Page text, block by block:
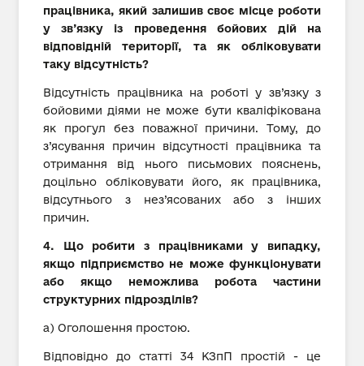
працівника, який залишив своє місце роботи
у зв’язку із проведення бойових дій на
відповідній території, та як обліковувати
таку відсутність?
Відсутність працівника на роботі у зв’язку з
бойовими діями не може бути кваліфікована
як прогул без поважної причини. Тому, до
з’ясування причин відсутності працівника та
отримання від нього письмових пояснень,
доцільно обліковувати його, як працівника,
відсутнього з нез’ясованих або з інших
причин.
4. Що робити з працівниками у випадку,
якщо підприємство не може функціонувати
або якщо неможлива робота частини
структурних підрозділів?
а) Оголошення простою.
Відповідно до статті 34 КЗпП простій - це